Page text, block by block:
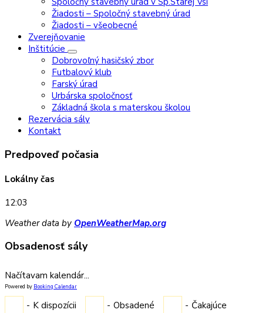
Žiadosti – Spoločný stavebný úrad
Žiadosti – všeobecné
Zverejňovanie
Inštitúcie
Dobrovoľný hasičský zbor
Futbalový klub
Farský úrad
Urbárska spoločnosť
Základná škola s materskou školou
Rezervácia sály
Kontakt
Predpoveď počasia
Lokálny čas
12:03
Weather data by OpenWeatherMap.org
Obsadenosť sály
Načítavam kalendár...
Powered by Booking Calendar
- K dispozícii - Obsadené - Čakajúce